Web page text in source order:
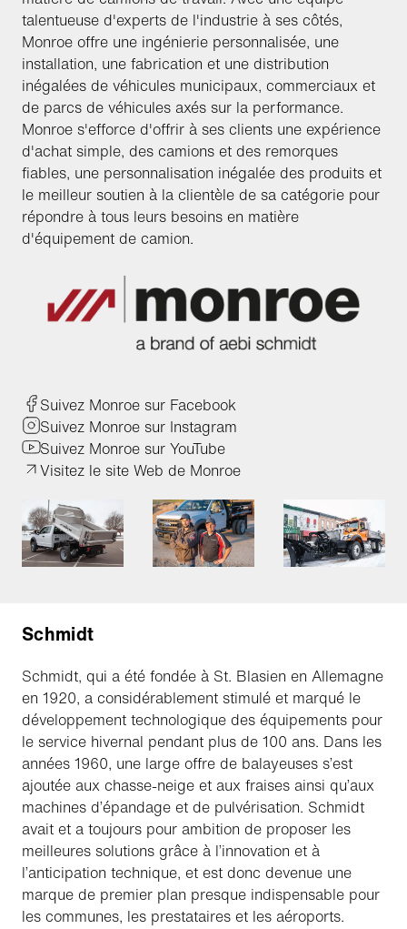
talentueuse d'experts de l'industrie à ses côtés,
Monroe offre une ingénierie personnalisée, une
installation, une fabrication et une distribution
inégalées de véhicules municipaux, commerciaux et
de parcs de véhicules axés sur la performance.
Monroe s'efforce d'offrir à ses clients une expérience
d'achat simple, des camions et des remorques
fiables, une personnalisation inégalée des produits et
le meilleur soutien à la clientèle de sa catégorie pour
répondre à tous leurs besoins en matière
d'équipement de camion.
Suivez Monroe sur Facebook
Suivez Monroe sur Instagram
Suivez Monroe sur YouTube
Visitez le site Web de Monroe
Schmidt
Schmidt, qui a été fondée à St. Blasien en Allemagne
en 1920, a considérablement stimulé et marqué le
développement technologique des équipements pour
le service hivernal pendant plus de 100 ans. Dans les
années 1960, une large offre de balayeuses s’est
ajoutée aux chasse-neige et aux fraises ainsi qu’aux
machines d’épandage et de pulvérisation. Schmidt
avait et a toujours pour ambition de proposer les
meilleures solutions grâce à l’innovation et à
l’anticipation technique, et est donc devenue une
marque de premier plan presque indispensable pour
les communes, les prestataires et les aéroports.